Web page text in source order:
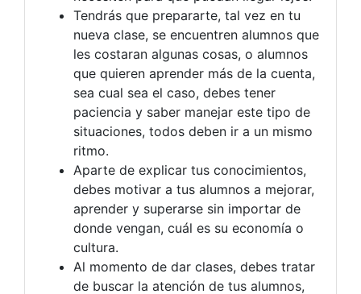
Tendrás que prepararte, tal vez en tu
nueva clase, se encuentren alumnos que
les costaran algunas cosas, o alumnos
que quieren aprender más de la cuenta,
sea cual sea el caso, debes tener
paciencia y saber manejar este tipo de
situaciones, todos deben ir a un mismo
ritmo.
Aparte de explicar tus conocimientos,
debes motivar a tus alumnos a mejorar,
aprender y superarse sin importar de
donde vengan, cuál es su economía o
cultura.
Al momento de dar clases, debes tratar
de buscar la atención de tus alumnos,